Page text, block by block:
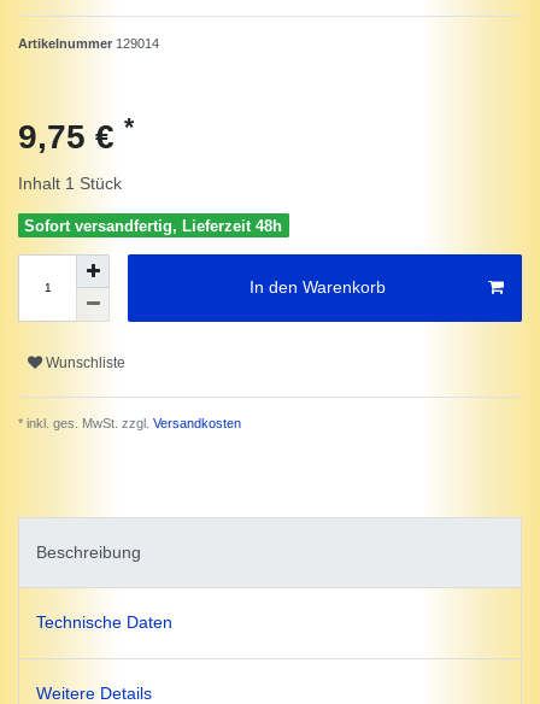
Artikelnummer 129014
9,75 € *
Inhalt 1 Stück
Sofort versandfertig, Lieferzeit 48h
In den Warenkorb
Wunschliste
* inkl. ges. MwSt. zzgl. Versandkosten
Beschreibung
Technische Daten
Weitere Details